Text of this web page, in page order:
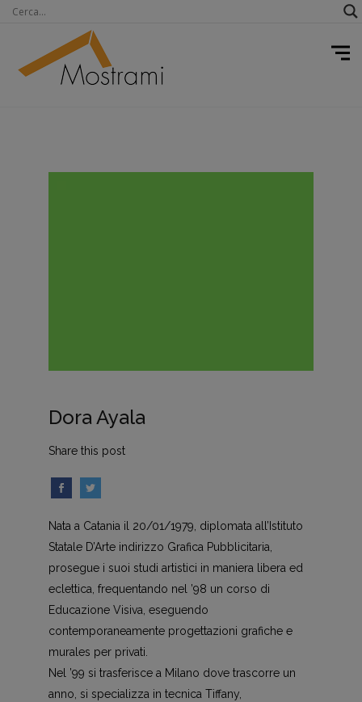
Dora Ayala
Share this post
Nata a Catania il 20/01/1979, diplomata all’Istituto
Statale D’Arte indirizzo Grafica Pubblicitaria,
prosegue i suoi studi artistici in maniera libera ed
eclettica, frequentando nel ’98 un corso di
Educazione Visiva, eseguendo
contemporaneamente progettazioni grafiche e
murales per privati.
Nel ’99 si trasferisce a Milano dove trascorre un
anno, si specializza in tecnica Tiffany,